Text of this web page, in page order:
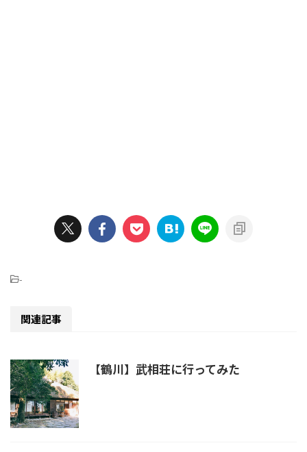
-
関連記事
【鶴川】武相荘に行ってみた